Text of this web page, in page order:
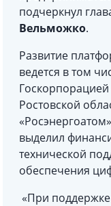
подчеркнул
Вельможко.
Развитие
ведется в том
Ростовской
выделил
технической
обеспечения
«При